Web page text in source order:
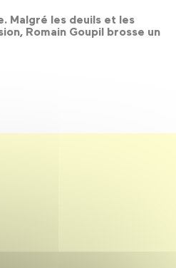
Malgré les deuils et les
Romain Goupil brosse un